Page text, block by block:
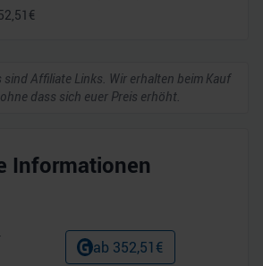
€
sind Affiliate Links. Wir erhalten beim Kauf
dass sich euer Preis erhöht.
Informationen
ab 352,51€